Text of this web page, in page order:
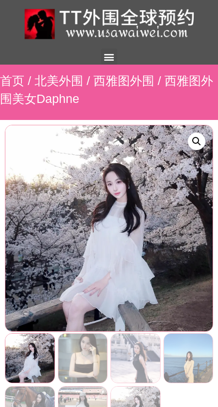
首页 / 北美外围 / 西雅图外围 / 西雅图外
围美女Daphne